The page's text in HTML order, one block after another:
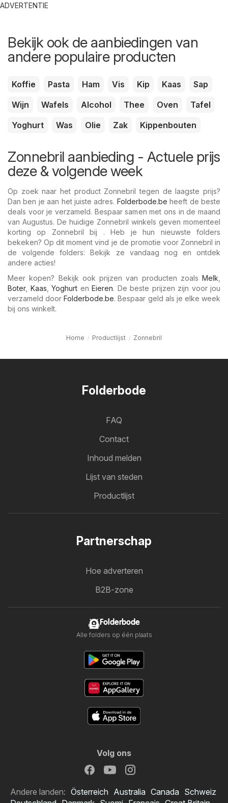
ADVERTENTIE
Bekijk ook de aanbiedingen van
andere populaire producten
Koffie Pasta Ham Vis Kip Kaas
Sap
Wijn
Wafels Alcohol Thee Oven
Tafel
Yoghurt
Was Olie Zak Kippenbouten
Zonnebril aanbieding - Actuele prijs
deze & volgende week
Op zoek naar het product Zonnebril tegen de laagste prijs?
Dan ben je aan het juiste adres. Folderbode.be heeft de beste
deals voor je verzameld. Bespaar samen met ons in de maand
van Augustus. De huidige Zonnebril winkels geven momenteel
korting op Zonnebril bij . Heb je hun nieuwste folders
bekeken? Op dit moment vind je de promotie voor Zonnebril in
de volgende folders: Bekijk ze vandaag nog en ontdek
andere acties!
Meer kopen? Bekijk ook prijzen van producten zoals Melk
Boter, Kaas Yoghurt en Eieren. De beste prijzen zijn voor jou
verzameld doorFolderbode.be. Bespaar geld als je elke week
bij ons winkelt.
Home Productlijst Zonnebril
Folderbode
FAQ
Contact
Inhoud melden
Lijst van steden
Productlijst
Partnerschap
Hoe adverteren
B2B-zone
Folderbode
Alle folders op één plaats
Volg ons
Andere landen: Österreich Australia Canada Schweiz